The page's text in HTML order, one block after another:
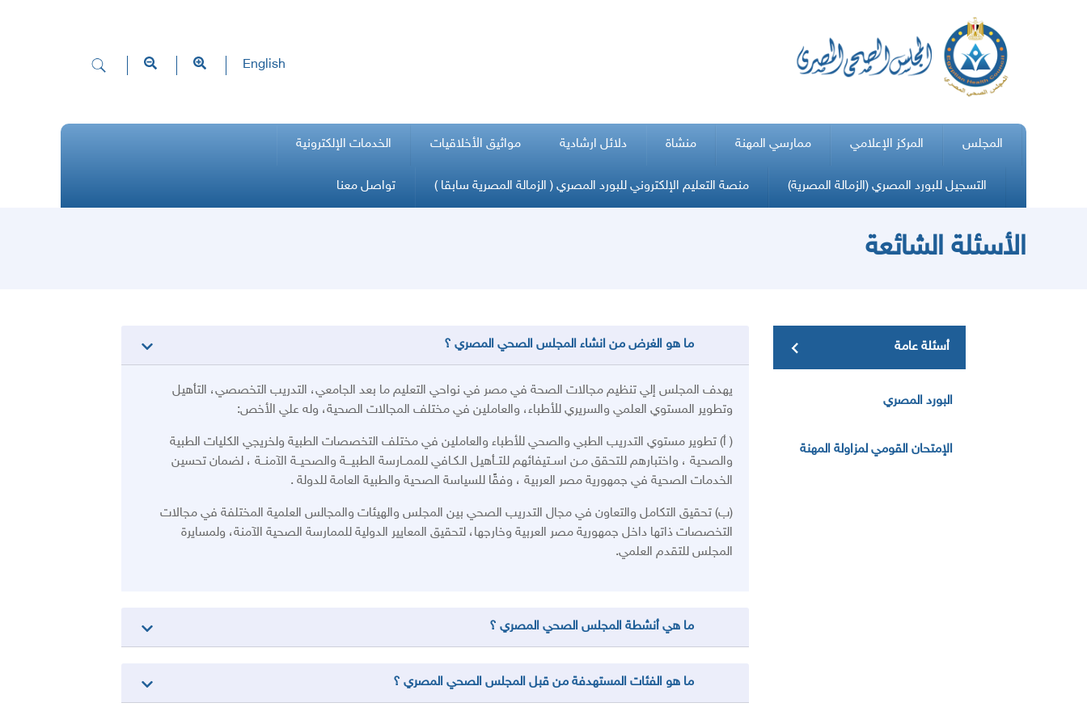
English
المجلس المركز الإعلامي ممارسي المهنة منشاة دلائل ارشادية مواثيق الأخلاقيات الخدمات الإلكترونية
التسجيل للبورد المصري (الزمالة المصرية) منصة التعليم الإلكتروني للبورد المصري ( الزمالة المصرية سابقا ) تواصل معنا
الأسئلة الشائعة
أسئلة عامة
البورد المصري
الإمتحان القومي لمزاولة المهنة
ما هو الغرض من انشاء المجلس الصحي المصري ؟
يهدف المجلس إلي تنظيم مجالات الصحة في مصر في نواحي التعليم ما بعد الجامعي، التدريب التخصصي، التأهيل
وتطوير المستوي العلمي والسريري للأطباء، والعاملين في مختلف المجالات الصحية، وله علي الأخص:
( أ) تطوير مستوي التدريب الطبي والصحي للأطباء والعاملين في مختلف التخصصات الطبية ولخريجي الكليات الطبية
والصحية ، واختبارهم للتحقق مـن اســتيفائهم للتــأهيل الـكـافي للممــارسة الطبيـــة والصحيــة الآمنــة ، لضمان تحسين
الخدمات الصحية في جمهورية مصر العربية ، وفقًا للسياسة الصحية والطبية العامة للدولة .
(ب) تحقيق التكامل والتعاون في مجال التدريب الصحي بين المجلس والهيئات والمجالس العلمية المختلفة في مجالات
التخصصات ذاتها داخل جمهورية مصر العربية وخارجها، لتحقيق المعايير الدولية للممارسة الصحية الآمنة، ولمسايرة
المجلس للتقدم العلمي.
ما هي أنشطة المجلس الصحي المصري ؟
ما هو الفئات المستهدفة من قبل المجلس الصحي المصري ؟